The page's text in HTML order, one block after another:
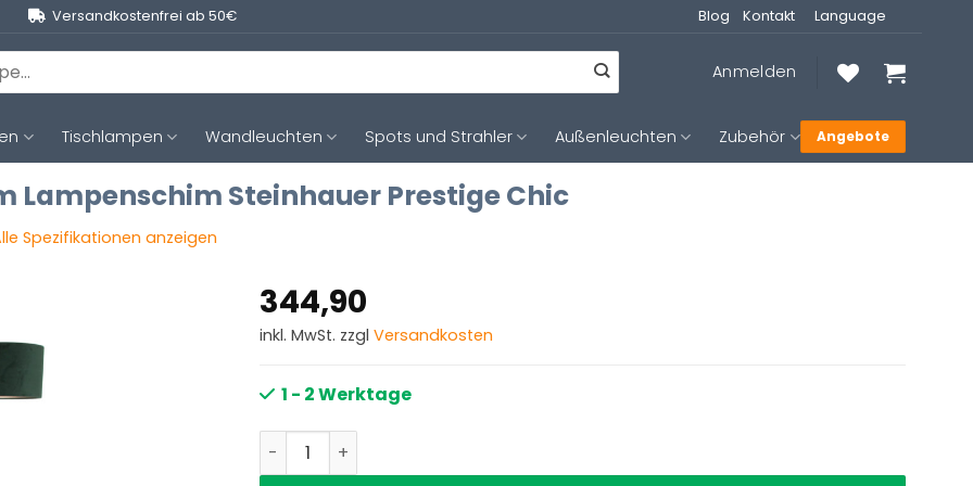
Versandkostenfrei ab 50€ Blog Kontakt Language
Anmelden
Tischlampen Wandleuchten Spots und Strahler Außenleuchten Zubehör Angebote
Steinhauer Prestige Chic
Spezifikationen anzeigen
344,90
inkl. MwSt. zzgl Versandkosten
1 - 2 Werktage
Stehleuchte mit dunkelgrünem Lampenschim Steinhauer Prestige Chic Menge